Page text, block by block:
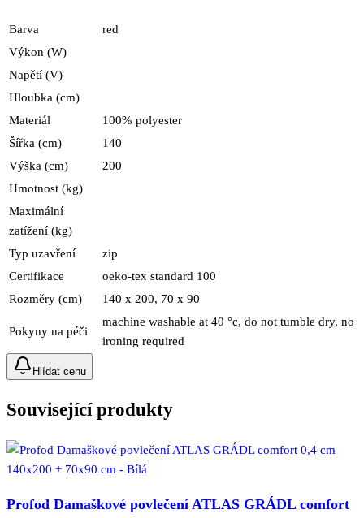
Barva
red
Výkon (W)
Napětí (V)
Hloubka (cm)
Materiál
100% polyester
Šířka (cm)
140
Výška (cm)
200
Hmotnost (kg)
Maximální
zatížení (kg)
Typ uzavření
zip
Certifikace
oeko-tex standard 100
Rozměry (cm)
140 x 200, 70 x 90
Pokyny na péči
machine washable at 40 °c, do not tumble dry, no
ironing required
Hlídat cenu
Související produkty
Profod Damaškové povlečení ATLAS GRÁDL comfort